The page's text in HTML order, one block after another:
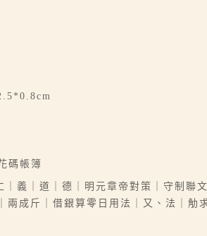
碼帳簿
｜義｜道｜德｜明元章帝對策｜守制聯
兩成斤｜借銀算零日用法｜又、法｜